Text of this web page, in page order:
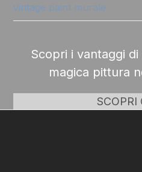
vintage paint murale
Scopri i vantaggi
magica pittura
SCOPRI